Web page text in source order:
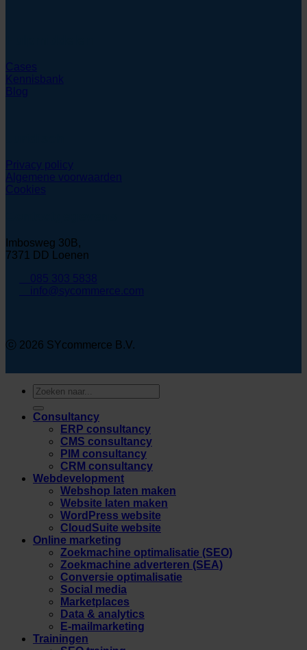
Cases
Kennisbank
Blog
Privacy policy
Algemene voorwaarden
Cookies
Imbosweg 30B,
7371 DD Loenen
085 303 5838
info@sycommerce.com
ⓒ 2026 SYcommerce B.V.
Zoeken
naar:
Consultancy
ERP consultancy
CMS consultancy
PIM consultancy
CRM consultancy
Webdevelopment
Webshop laten maken
Website laten maken
WordPress website
CloudSuite website
Online marketing
Zoekmachine optimalisatie (SEO)
Zoekmachine adverteren (SEA)
Conversie optimalisatie
Social media
Marketplaces
Data & analytics
E-mailmarketing
Trainingen